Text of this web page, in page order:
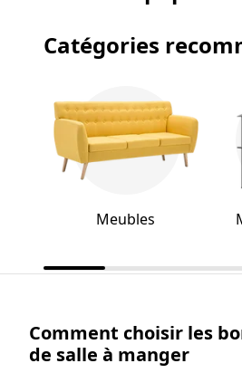
Catégories
Meubles
Comment choisir les
de salle à manger